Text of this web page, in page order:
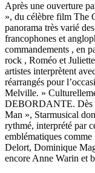
Après une ouverture
», du célèbre film The
panorama très varié
francophones et
commandements , en
rock , Roméo et
artistes interprètent
réarrangés pour
Melville. »
DEBORDANTE. Dès
Man », Starmusical
rythmé, interprété par
emblématiques
Delort, Dominique
encore Anne Warin et